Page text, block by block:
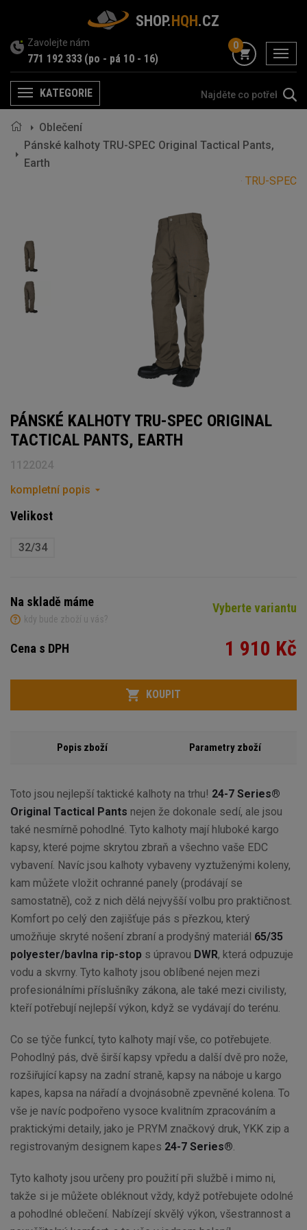
SHOP.HQH.CZ
Zavolejte nám
771 192 333 (po - pá 10 - 16) menu
0
MenuKATEGORIE
Oblečení
Pánské kalhoty TRU-SPEC Original Tactical Pants,
Earth
TRU-SPEC
PÁNSKÉ KALHOTY TRU-SPEC ORIGINAL
TACTICAL PANTS, EARTH
1122024
kompletní popis
Velikost
32/34
Na skladě máme
kdy bude zboží u vás?
Vyberte variantu
Cena s DPH 1 910 Kč
Počet
Variant
KOUPIT
Popis zboží Parametry zboží
Toto jsou nejlepší taktické kalhoty na trhu! 24-7 Series®
Original Tactical Pants nejen že dokonale sedí, ale jsou
také nesmírně pohodlné. Tyto kalhoty mají hluboké kargo
kapsy, které pojme skrytou zbraň a všechno vaše EDC
vybavení. Navíc jsou kalhoty vybaveny vyztuženými koleny,
kam můžete vložit ochranné panely (prodávají se
samostatně), což z nich dělá nejvyšší volbu pro praktičnost.
Komfort po celý den zajišťuje pás s přezkou, který
umožňuje skryté nošení zbraní a prodyšný materiál 65/35
polyester/bavlna rip-stop s úpravou DWR, která odpuzuje
vodu a skvrny. Tyto kalhoty jsou oblíbené nejen mezi
profesionálními příslušníky zákona, ale také mezi civilisty,
kteří potřebují nejlepší výkon, když se vydávají do terénu.
Co se týče funkcí, tyto kalhoty mají vše, co potřebujete.
Pohodlný pás, dvě širší kapsy vpředu a další dvě pro nože,
rozšiřující kapsy na zadní straně, kapsy na náboje u kargo
kapes, kapsa na nářadí a dvojnásobně zpevněné kolena. To
vše je navíc podpořeno vysoce kvalitním zpracováním a
praktickými detaily, jako je PRYM značkový druk, YKK zip a
registrovaným designem kapes 24-7 Series®
Tyto kalhoty jsou určeny pro použití při službě i mimo ni,
takže si je můžete obléknout vždy, když potřebujete odolné
a pohodlné oblečení. Nabízejí skvělý výkon, všestrannost a